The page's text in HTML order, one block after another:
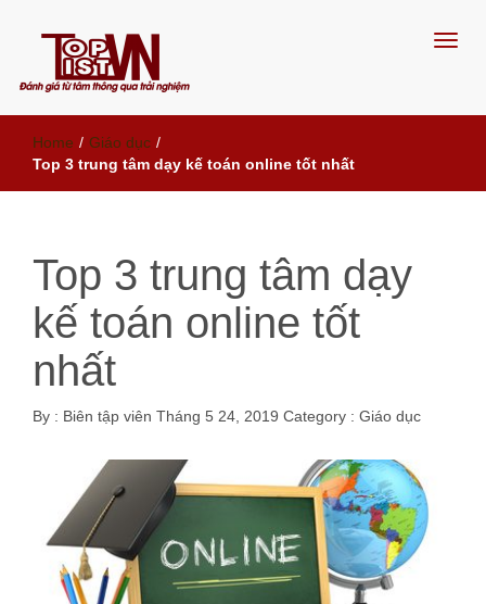
Đánh giá từ tâm, thông qua trải
nghiệm
Home / Giáo dục /
Top 3 trung tâm dạy kế toán online tốt nhất
Top 3 trung tâm dạy
kế toán online tốt
nhất
By : Biên tập viên Tháng 5 24, 2019 Category : Giáo dục